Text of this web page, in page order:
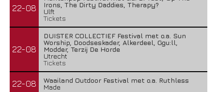
22-08
Irons, The Dirty Daddies, Therapy?
Ulft
Tickets
22-08
DUISTER COLLECTIEF Festival met o.a. Sun
Worship, Doodseskader, Alkerdeel, Ggu:ll,
Modder, Terzij De Horde
Utrecht
Tickets
22-08
Waailand Outdoor Festival met o.a. Ruthless
Made